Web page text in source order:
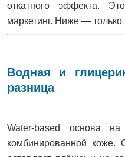
откатного эффекта.
маркетинг. Ниже — только
Водная и
разница
Water-based основа
комбинированной коже.